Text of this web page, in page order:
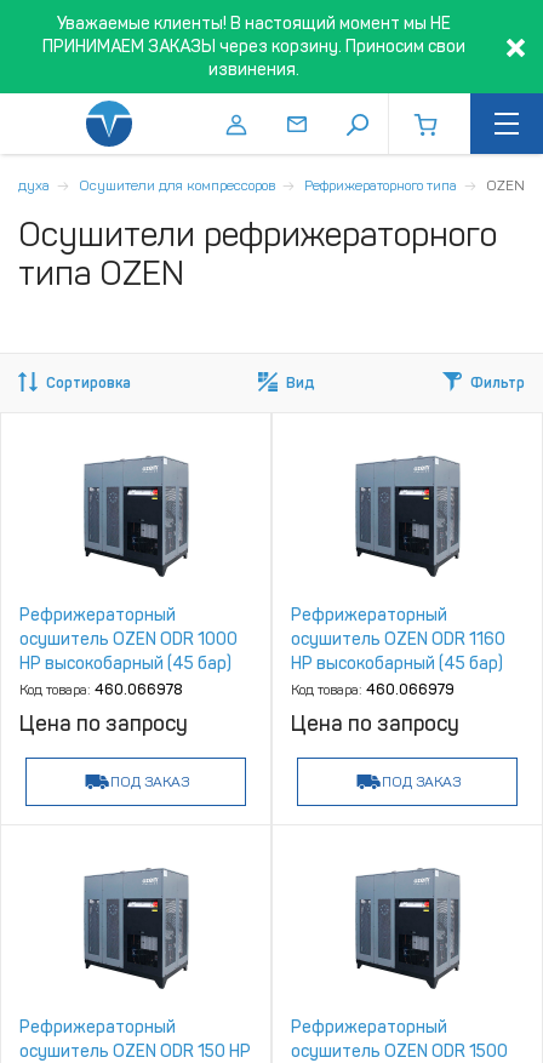
Уважаемые клиенты! В настоящий момент мы НЕ
ПРИНИМАЕМ ЗАКАЗЫ через корзину. Приносим свои
извинения.
Осушители для компрессоров Рефрижераторного типа OZEN
Осушители рефрижераторного
типа OZEN
Сортировка Вид Фильтр
Рефрижераторный
осушитель OZEN ODR 1000
HP высокобарный (45 бар)
Код товара: 460.066978
Цена по запросу
ПОД ЗАКАЗ
Рефрижераторный
осушитель OZEN ODR 1160
HP высокобарный (45 бар)
Код товара: 460.066979
Цена по запросу
ПОД ЗАКАЗ
Рефрижераторный
осушитель OZEN ODR 150 HP
Рефрижераторный
осушитель OZEN ODR 1500